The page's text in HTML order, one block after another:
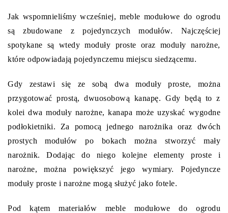
Jak wspomnieliśmy wcześniej, meble modułowe do ogrodu
są zbudowane z pojedynczych modułów. Najczęściej
spotykane są wtedy moduły proste oraz moduły narożne,
które odpowiadają pojedynczemu miejscu siedzącemu.
Gdy zestawi się ze sobą dwa moduły proste, można
przygotować prostą, dwuosobową kanapę. Gdy będą to z
kolei dwa moduły narożne, kanapa może uzyskać wygodne
podłokietniki. Za pomocą jednego narożnika oraz dwóch
prostych modułów po bokach można stworzyć mały
narożnik. Dodając do niego kolejne elementy proste i
narożne, można powiększyć jego wymiary. Pojedyncze
moduły proste i narożne mogą służyć jako fotele.
Pod kątem materiałów meble modułowe do ogrodu